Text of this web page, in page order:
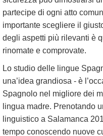
partecipe di ogni atto
importante scegliere il
degli aspetti più rilevanti è
rinomate e comprovate.
Lo studio delle lingue
una’idea grandiosa - è
Spagnolo nel migliore dei
lingua madre. Prenotando
linguistico a Salamanca
tempo conoscendo nuove